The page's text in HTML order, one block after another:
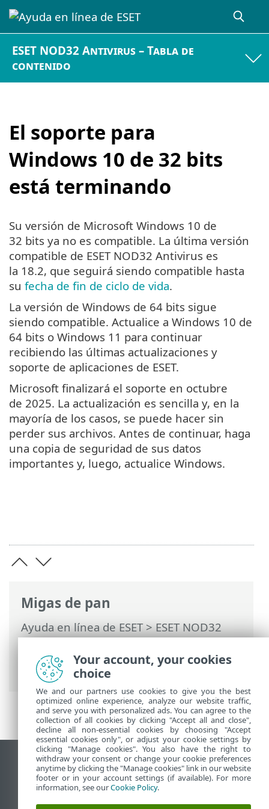
ESET NOD32 Antivirus – Tabla de
contenido
El soporte para
Windows 10 de 32 bits
está terminando
Migas de pan
Ayuda en línea de ESET>ESET NOD32
Antivirus>ESET NOD32 Antivirus>
Requisitos del sistema> El soporte para
Windows 10 de 32 bits está terminando
Su versión de Microsoft Windows 10 de
32 bits ya no es compatible. La última versión
compatible de ESET NOD32 Antivirus es
la 18.2, que seguirá siendo compatible hasta
su fecha de fin de ciclo de vida.
La versión de Windows de 64 bits sigue
siendo compatible. Actualice a Windows 10 de
64 bits o Windows 11 para continuar
recibiendo las últimas actualizaciones y
soporte de aplicaciones de ESET.
Microsoft finalizará el soporte en octubre
de 2025. La actualización es sencilla y, en la
mayoría de los casos, se puede hacer sin
perder sus archivos. Antes de continuar, haga
una copia de seguridad de sus datos
importantes y, luego, actualice Windows.
Ver sitio del escritorio
End of Life
Base de conocimiento de ESET
Your account, your cookies
choice
We and our partners use cookies to give you the best
optimized online experience, analyze our website traffic,
and serve you with personalized ads. You can agree to the
collection of all cookies by clicking "Accept all and close",
decline all non-essential cookies by choosing "Accept
essential cookies only", or adjust your cookie settings by
clicking "Manage cookies". You also have the right to
withdraw your consent or change your cookie preferences
anytime by clicking the "Manage cookies" link in our website
footer or in your account settings (if available). For more
information, see ourCookie Policy.